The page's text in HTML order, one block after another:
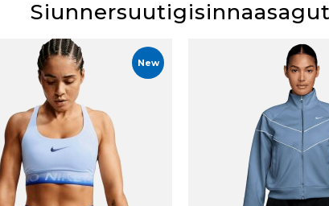
Siunnersuutigisinnaasagut
New